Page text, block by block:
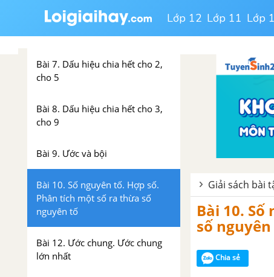
Lớp 12 Lớp 11 Lớp
Bài 6. Chia hết và chia có dư.
Bài 7. Dấu hiệu chia hết cho 2,
cho 5
Bài 8. Dấu hiệu chia hết cho 3,
cho 9
Bài 9. Ước và bội
Bài 10. Số nguyên tố. Hợp số.
Phân tích một số ra thừa số
nguyên tố
Bài 12. Ước chung. Ước chung
lớn nhất
Giải sách bài
Bài 10.
số
Chia sẻ